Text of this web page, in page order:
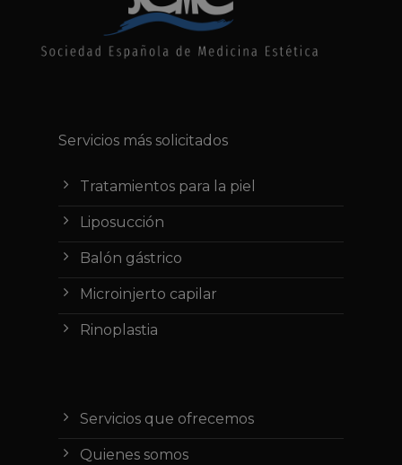
Servicios más solicitados
Tratamientos para la piel
Liposucción
Balón gástrico
Microinjerto capilar
Rinoplastia
Servicios que ofrecemos
Quienes somos